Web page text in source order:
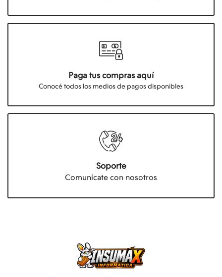
Paga tus compras aquí
Conocé todos los medios de pagos disponibles
Soporte
Comunícate con nosotros